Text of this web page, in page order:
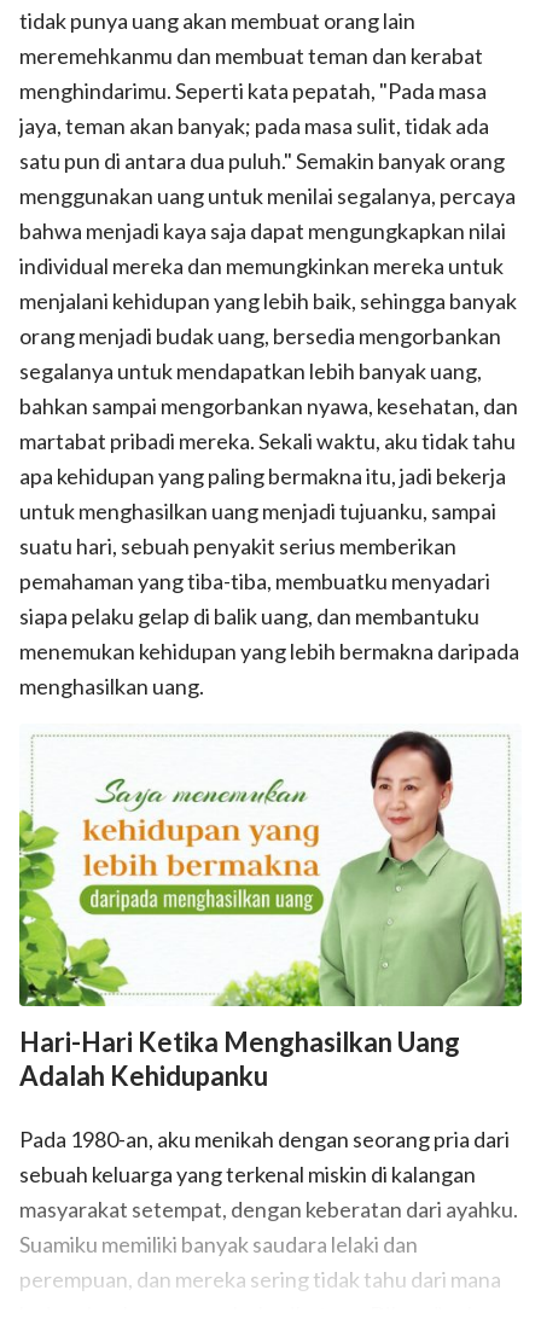
tidak punya uang akan membuat orang lain
meremehkanmu dan membuat teman dan kerabat
menghindarimu. Seperti kata pepatah, "Pada masa
jaya, teman akan banyak; pada masa sulit, tidak ada
satu pun di antara dua puluh." Semakin banyak orang
menggunakan uang untuk menilai segalanya, percaya
bahwa menjadi kaya saja dapat mengungkapkan nilai
individual mereka dan memungkinkan mereka untuk
menjalani kehidupan yang lebih baik, sehingga banyak
orang menjadi budak uang, bersedia mengorbankan
segalanya untuk mendapatkan lebih banyak uang,
bahkan sampai mengorbankan nyawa, kesehatan, dan
martabat pribadi mereka. Sekali waktu, aku tidak tahu
apa kehidupan yang paling bermakna itu, jadi bekerja
untuk menghasilkan uang menjadi tujuanku, sampai
suatu hari, sebuah penyakit serius memberikan
pemahaman yang tiba-tiba, membuatku menyadari
siapa pelaku gelap di balik uang, dan membantuku
menemukan kehidupan yang lebih bermakna daripada
menghasilkan uang.
Hari-Hari Ketika Menghasilkan Uang
Adalah Kehidupanku
Pada 1980-an, aku menikah dengan seorang pria dari
sebuah keluarga yang terkenal miskin di kalangan
masyarakat setempat, dengan keberatan dari ayahku.
Suamiku memiliki banyak saudara lelaki dan
perempuan, dan mereka sering tidak tahu dari mana